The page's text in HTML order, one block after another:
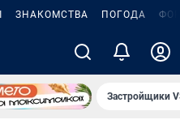
ЗНАКОМСТВА ПОГОДА
Застройщики